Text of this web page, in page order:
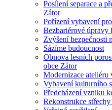
Posílení separace a
Zátor
Pořízení vybavení
Bezbariérové úpravy
Zvýšení bezpečnosti
Sázíme budoucnost
Obnova lesních
obce Zátor
Modernizace
Vybavení kulturního
Předcházení vzniku
Rekonstrukce střechy